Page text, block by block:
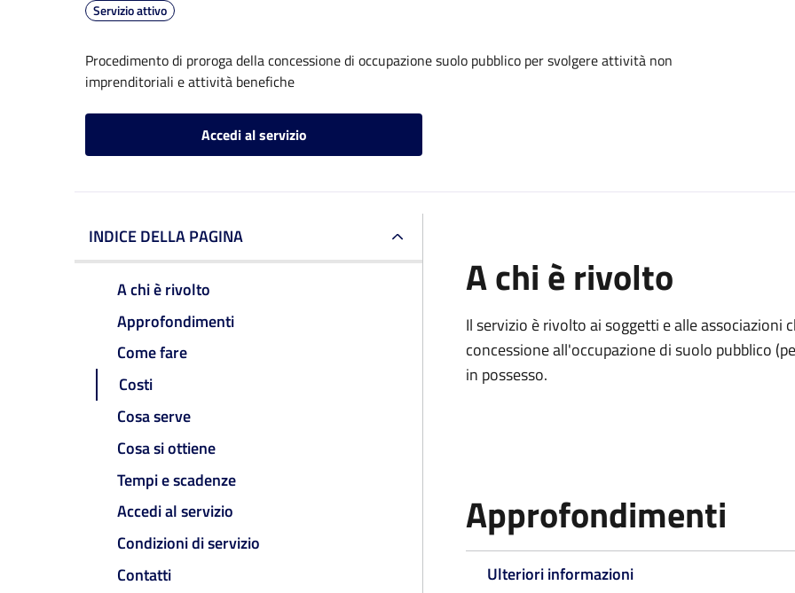
Servizio attivo
Procedimento di proroga della concessione di occupazione suolo pubblico per svolgere attività non
imprenditoriali e attività benefiche
Accedi al servizio
INDICE DELLA PAGINA
A chi è rivolto
Approfondimenti
Come fare
Costi
Cosa serve
Cosa si ottiene
Tempi e scadenze
Accedi al servizio
Condizioni di servizio
Contatti
A chi è rivolto
Il servizio è rivolto ai soggetti e alle
concessione all'occupazione di suolo pubblico
in possesso.
Approfondimenti
Ulteriori informazioni